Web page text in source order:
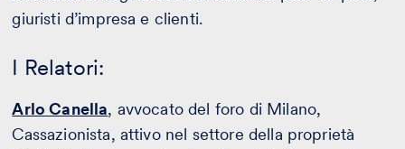
giuristi d’impresa e clienti.
I Relatori:
Arlo Canella, avvocato del foro di Milano,
Cassazionista, attivo nel settore della proprietà